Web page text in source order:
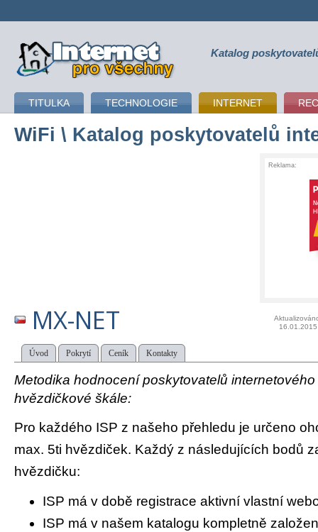
připojení k internetu Katalog
TITULKA TECHNOLOGIE INTERNET
WiFi \ Katalog poskytovatelů
Reklama:
MX-NET
16.01.2015
Úvod Pokrytí Ceník Kontakty
Metodika hodnocení poskytovatelů
hvězdičkové škále:
Pro každého ISP z našeho přehledu je určeno
max. 5ti hvězdiček. Každý z následujících bodů
hvězdičku:
ISP má v době registrace aktivní vlastní
ISP má v našem katalogu kompletně